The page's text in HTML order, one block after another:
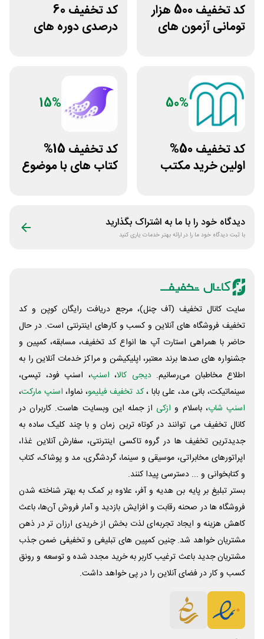
کد تخفیف 500 هزار
تومانی آزمون های
کد تخفیف 60
درصدی دوره های
50%
کد تخفیف 50%
اولین خرید مکتب
15%
کد تخفیف 15%
کتاب های با موضوع
دیدگاه خود را با ما به اشتراک بگذارید
با ثبت دیدگاه خود ما را در ارائه بهتر خدمات یاری کنید
سایت کانال تخفیف (آف چنل)، مرجع دریافت رایگان کوپن و کد
تخفیف فروشگاه های آنلاین و کسب و‌ کارهای اینترنتی است. در حال
حاضر با همراهی استارت آپ ها انواع کد تخفیف، مسابقه، کمپین و
جشنواره های صدها برند معتبر، اپلیکیشن و مراکز خدمات آنلاین را به
اطلاع مخاطبان می‌رسانیم. دیجی کالا، اسنپ، اسنپ فود، تپسی،
سینماتیکت، بانی مد، علی‌ بابا ،کد تخفیف فیلیمو، نماوا، اسنپ مارکت،
اسنپ شاپ، باسلام و ازکی از جمله این وبسایت ‌هاست. کاربران در
کانال تخفیف می توانند در کوتاه ترین زمان و با چند کلیک ساده به
جدیدترین تخفیف ها در گروه تاکسی اینترنتی، سفارش آنلاین غذا،
اپراتورهای مخابراتی، موسیقی و سینما، گردشگری، مد و پوشاک، کتاب
و کتابخوانی و ... دسترسی پیدا کنند.
بستر تبلیغ بر پایه بن هدیه و آفر، علاوه بر کمک به بهتر شناخته شدن
فروشگاه ها در صحنه رقابت و افزایش بازدید و آمار فروش آن‌ها، باعث
کاهش هزینه و ایجاد تجربه‌ای لذت بخش از خریدی ارزان تر در ذهن
مشتریان خواهد شد. چنین کمپین های تبلیغی و تخفیفی ضمن جذب
مشتریان جدید باعث ترغیب کاربر به خرید مجدد شده و توسعه و رونق
کسب و کار در فضای آنلاین را در پی خواهد داشت.